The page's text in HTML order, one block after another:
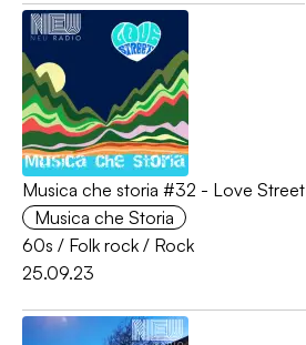
Musica che storia #32 - Love Street
Musica che Storia
60s / Folk rock / Rock
25.09.23